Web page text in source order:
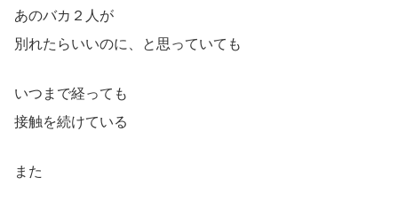
あのバカ２人が
別れたらいいのに、と思っていても
いつまで経っても
接触を続けている
また